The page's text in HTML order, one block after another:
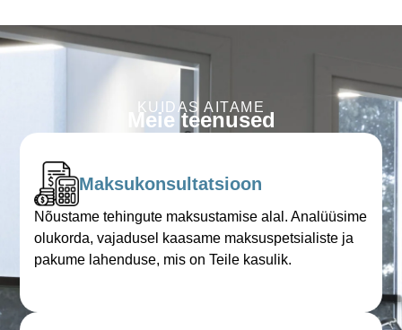
KUIDAS AITAME
Meie teenused
Maksukonsultatsioon
Nõustame tehingute maksustamise alal. Analüüsime
olukorda, vajadusel kaasame maksuspetsialiste ja
pakume lahenduse, mis on Teile kasulik.